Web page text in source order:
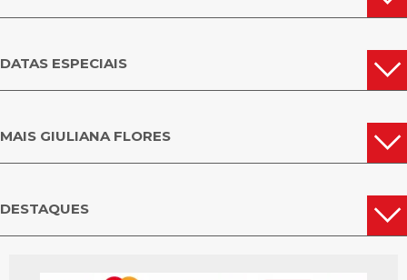
DATAS ESPECIAIS
MAIS GIULIANA FLORES
DESTAQUES